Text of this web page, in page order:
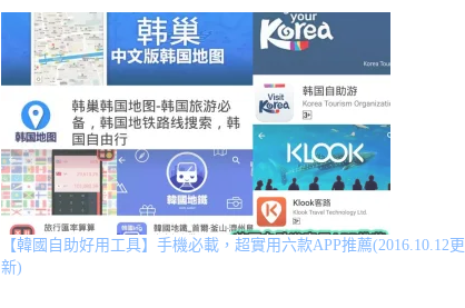
【韓國自助好用工具】手機必載，超實用六款APP推薦(2016.10.12更
新)